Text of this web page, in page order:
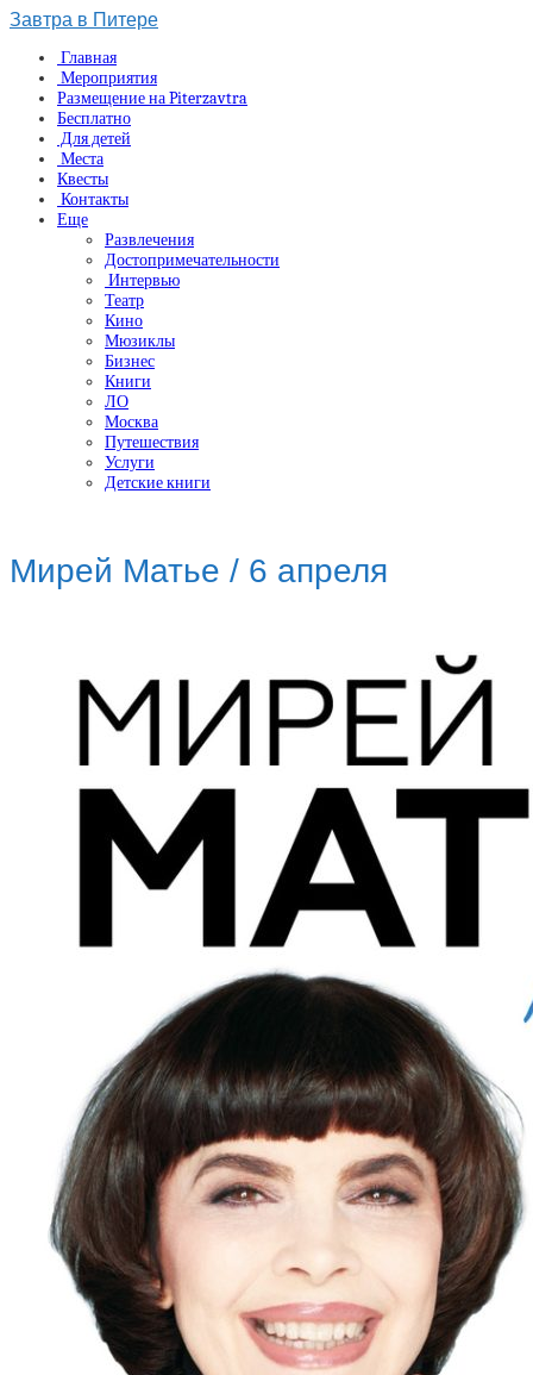
Завтра в Питере
Главная
Мероприятия
Размещение на Piterzavtra
Бесплатно
Для детей
Места
Квесты
Контакты
Еще
Развлечения
Достопримечательности
Интервью
Театр
Кино
Мюзиклы
Бизнес
Книги
ЛО
Москва
Путешествия
Услуги
Детские книги
Мирей Матье / 6 апреля